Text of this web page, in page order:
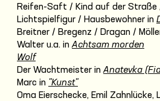
Reifen-Saft / Kind auf der
Lichtspielfigur / Hausbewohner in
Breitner / Bregenz / Dragan /
Walter u.a. in Achtsam morden
Wolf
Der Wachtmeister in Anatevka
Marc in "Kunst"
Oma Eierschecke, Emil Zahnlücke,